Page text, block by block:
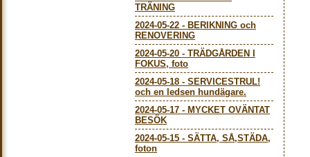
TRÄNING
2024-05-22 - BERIKNING och
RENOVERING
2024-05-20 - TRÄDGÅRDEN I
FOKUS, foto
2024-05-18 - SERVICESTRUL!
och en ledsen hundägare.
2024-05-17 - MYCKET OVÄNTAT
BESÖK
2024-05-15 - SÄTTA, SÅ,STÄDA,
foton